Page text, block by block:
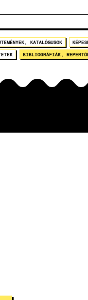
KATALÓGUSOK
BIBLIOGRÁFIÁK,